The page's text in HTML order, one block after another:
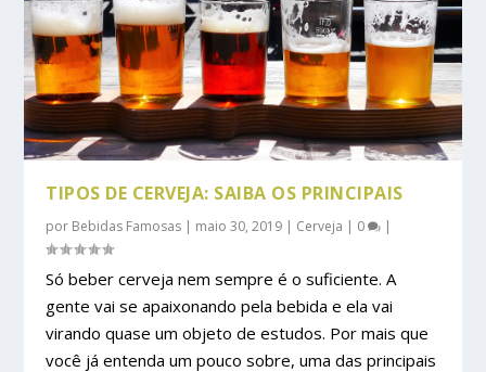
TIPOS DE CERVEJA: SAIBA OS PRINCIPAIS
por Bebidas Famosas | maio 30, 2019 | Cerveja | 0 |
Só beber cerveja nem sempre é o suficiente. A
gente vai se apaixonando pela bebida e ela vai
virando quase um objeto de estudos. Por mais que
você já entenda um pouco sobre, uma das principais